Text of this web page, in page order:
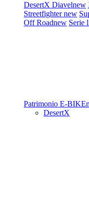
DesertX Diavelnew
Streetfighternew
Off Roadnew Serie
Patrimonio E-BIKE
DesertX